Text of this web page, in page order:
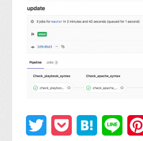
TwitterPocketHatenaLine